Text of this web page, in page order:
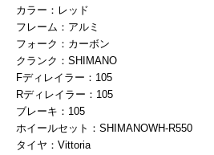
カラー：レッド
フレーム：アルミ
フォーク：カーボン
クランク：SHIMANO
Fディレイラー：105
Rディレイラー：105
ブレーキ：105
ホイールセット：SHIMANOWH-R550
タイヤ：Vittoria